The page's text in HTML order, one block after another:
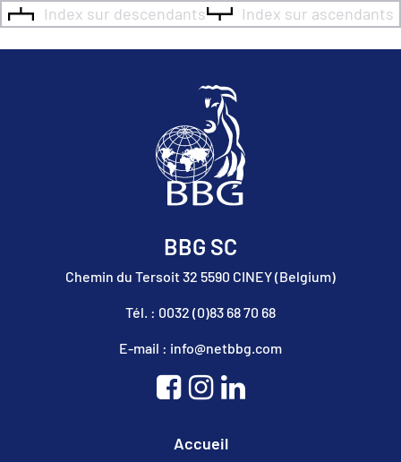
Index sur descendants Index sur ascendants
BBG SC
Chemin du Tersoit 32 5590 CINEY (Belgium)
Tél. : 0032 (0)83 68 70 68
E-mail : info@netbbg.com
Accueil